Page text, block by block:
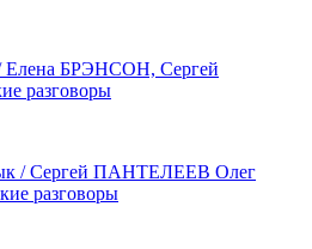
Елена БРЭНСОН, Сергей
разговоры
/ Сергей ПАНТЕЛЕЕВ Олег
разговоры